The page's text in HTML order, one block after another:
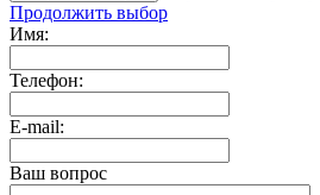
Продолжить выбор
Имя:
Телефон:
E-mail:
Ваш вопрос